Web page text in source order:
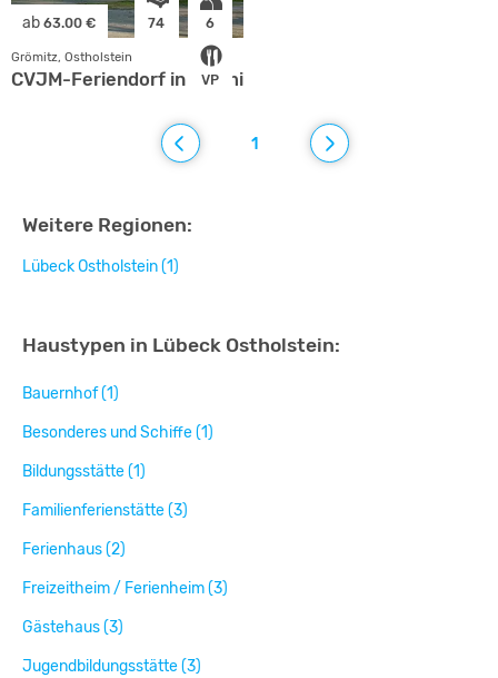
ab 63.00 € 74 6
VP
Grömitz, Ostholstein
CVJM-Feriendorf in Grömitz
1
Weitere Regionen:
Lübeck Ostholstein (1)
Haustypen in Lübeck Ostholstein:
Bauernhof (1)
Besonderes und Schiffe (1)
Bildungsstätte (1)
Familienferienstätte (3)
Ferienhaus (2)
Freizeitheim / Ferienheim (3)
Gästehaus (3)
Jugendbildungsstätte (3)